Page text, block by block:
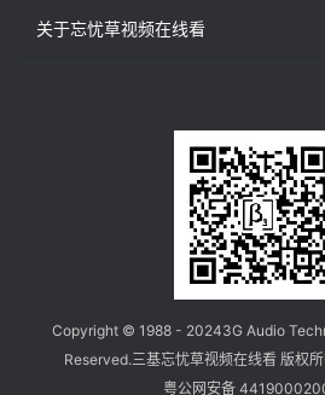
关于忘忧草视频在线看
Copyright © 1988 - 20243G Audio
Reserved.三基忘忧草视频在线看 版权
粤公网安备